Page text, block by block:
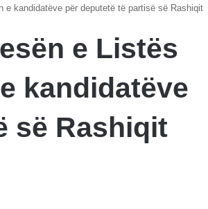
kandidatëve për deputetë të partisë së Rashiqit
e Listës
kandidatëve
së Rashiqit